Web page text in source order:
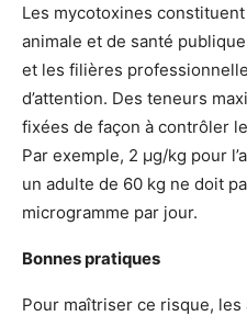
Les mycotoxines
animale et de santé
et les filières
d’attention. Des teneurs
fixées de façon à contrôler
Par exemple, 2 µg/kg pour
un adulte de 60 kg ne doit
microgramme par jour.
Bonnes pratiques
Pour maîtriser ce risque,